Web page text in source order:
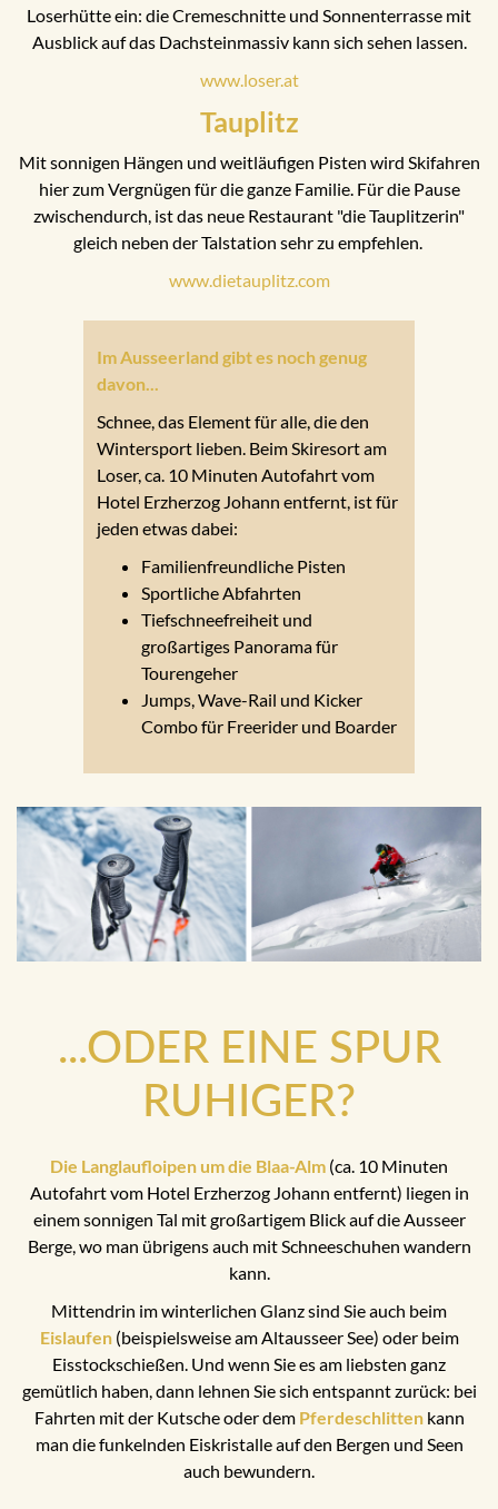
Loserhütte ein: die Cremeschnitte und Sonnenterrasse mit
Ausblick auf das Dachsteinmassiv kann sich sehen lassen.
www.loser.at
Tauplitz
Mit sonnigen Hängen und weitläufigen Pisten wird Skifahren
hier zum Vergnügen für die ganze Familie. Für die Pause
zwischendurch, ist das neue Restaurant "die Tauplitzerin"
gleich neben der Talstation sehr zu empfehlen.
www.dietauplitz.com
Im Ausseerland gibt es noch genug
davon...
Schnee, das Element für alle, die den
Wintersport lieben. Beim Skiresort am
Loser, ca. 10 Minuten Autofahrt vom
Hotel Erzherzog Johann entfernt, ist für
jeden etwas dabei:
Familienfreundliche Pisten
Sportliche Abfahrten
Tiefschneefreiheit und
großartiges Panorama für
Tourengeher
Jumps, Wave-Rail und Kicker
Combo für Freerider und Boarder
...ODER EINE SPUR
RUHIGER?
Die Langlaufloipen um die Blaa-Alm (ca. 10 Minuten
Autofahrt vom Hotel Erzherzog Johann entfernt) liegen in
einem sonnigen Tal mit großartigem Blick auf die Ausseer
Berge, wo man übrigens auch mit Schneeschuhen wandern
kann.
Mittendrin im winterlichen Glanz sind Sie auch beim
Eislaufen(beispielsweise am Altausseer See) oder beim
Eisstockschießen. Und wenn Sie es am liebsten ganz
gemütlich haben, dann lehnen Sie sich entspannt zurück: bei
Fahrten mit der Kutsche oder dem Pferdeschlittenkann
man die funkelnden Eiskristalle auf den Bergen und Seen
auch bewundern.